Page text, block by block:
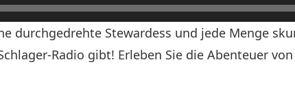
durchgedrehte Stewardess und jede Menge
Radio gibt! Erleben Sie die Abenteuer